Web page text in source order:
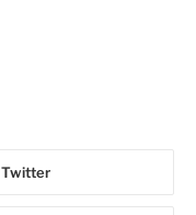
Twitter